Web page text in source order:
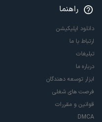
راهنما
دانلود اپلیکیشن
ارتباط با ما
تبلیغات
درباره ما
ابزار توسعه دهندگان
فرصت های شغلی
قوانین و مقررات
DMCA